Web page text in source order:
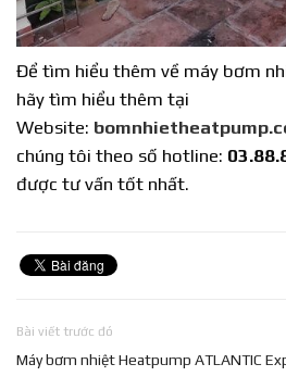
Để tìm hiểu thêm về máy bơm
hãy tìm hiểu thêm tại
Website:
chúng tôi theo số hotline:
được tư vấn tốt nhất.
Bài viết trước đó
Máy bơm nhiệt Heatpump ATLANTIC